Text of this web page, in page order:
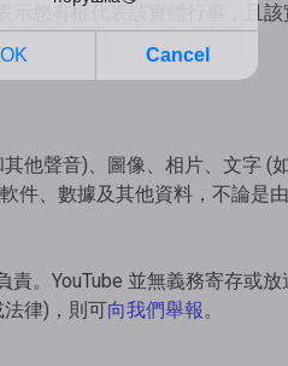
您有權代表該實體行事，且該
他聲音)、圖像、相片、文字 (
件、數據及其他資料，不論是
。YouTube 並無義務寄存或
法律)，則可向我們舉報。